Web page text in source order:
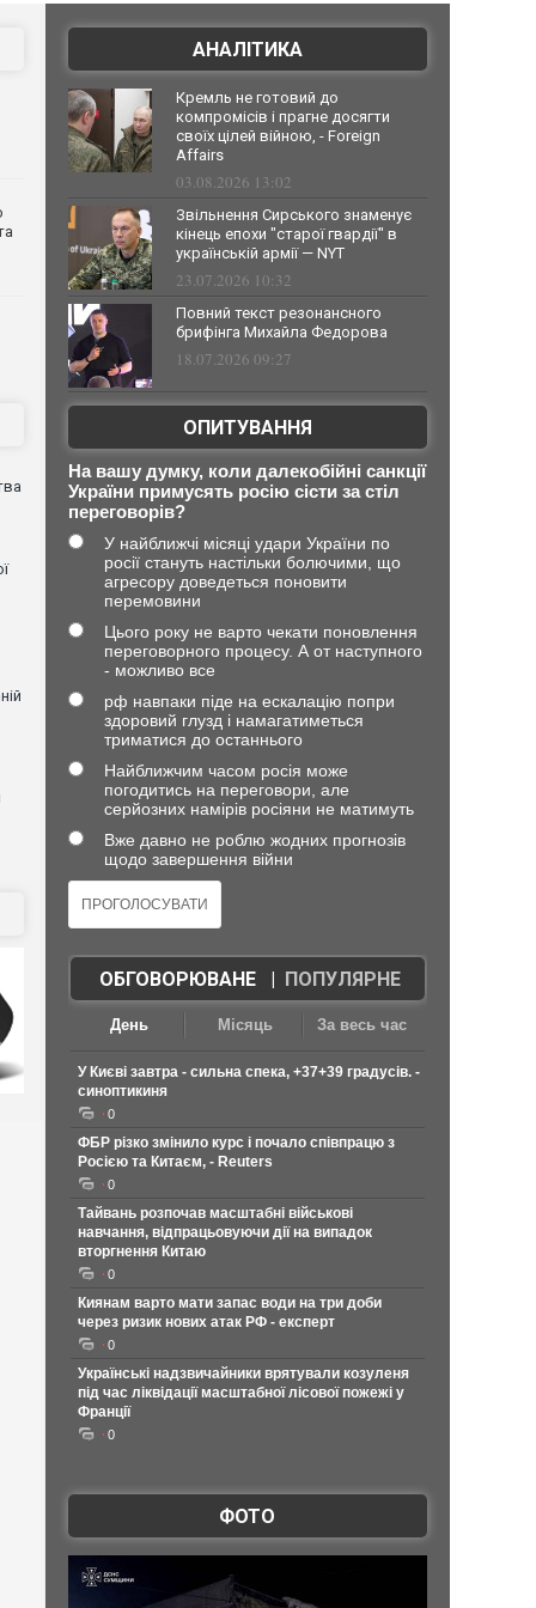
АНАЛІТИКА
Кремль не готовий до
компромісів і прагне досягти
своїх цілей війною, - Foreign
Affairs
03.08.2026 13:02
Звільнення Сирського знаменує
кінець епохи "старої гвардії" в
українській армії — NYT
23.07.2026 10:32
Повний текст резонансного
брифінга Михайла Федорова
18.07.2026 09:27
ОПИТУВАННЯ
На вашу думку, коли далекобійні санкції
України примусять росію сісти за стіл
переговорів?
У найближчі місяці удари України по
росії стануть настільки болючими, що
агресору доведеться поновити
перемовини
Цього року не варто чекати поновлення
переговорного процесу. А от наступного
- можливо все
рф навпаки піде на ескалацію попри
здоровий глузд і намагатиметься
триматися до останнього
Найближчим часом росія може
погодитись на переговори, але
серйозних намірів росіяни не матимуть
Вже давно не роблю жодних прогнозів
щодо завершення війни
ОБГОВОРЮВАНЕ| ПОПУЛЯРНЕ
День Місяць За весь час
У Києві завтра - сильна спека, +37+39 градусів. -
синоптикиня
0
ФБР різко змінило курс і почало співпрацю з
Росією та Китаєм, - Reuters
0
Тайвань розпочав масштабні військові
навчання, відпрацьовуючи дії на випадок
вторгнення Китаю
0
Киянам варто мати запас води на три доби
через ризик нових атак РФ - експерт
0
Українські надзвичайники врятували козуленя
під час ліквідації масштабної лісової пожежі у
Франції
0
ФОТО